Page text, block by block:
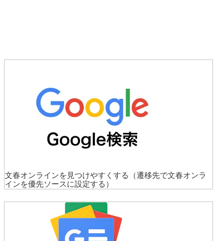
文春オンラインを見つけやすくする
（遷移先で文春オンラ
インを優先ソースに設定する）